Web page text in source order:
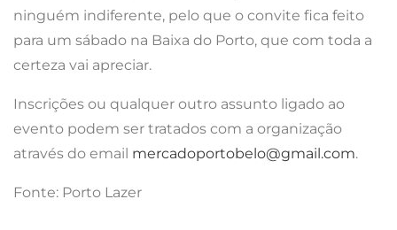
ninguém indiferente, pelo que o convite fica feito
para um sábado na Baixa do Porto, que com toda a
certeza vai apreciar.
Inscrições ou qualquer outro assunto ligado ao
evento podem ser tratados com a organização
através do email mercadoportobelo@gmail.com.
Fonte: Porto Lazer